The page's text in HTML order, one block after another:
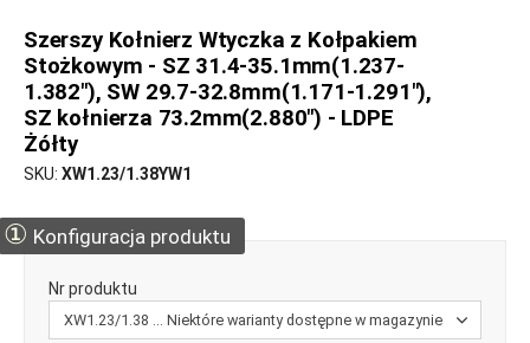
Szerszy Kołnierz Wtyczka z Kołpakiem
Stożkowym - SZ 31.4-35.1mm(1.237-
1.382"), SW 29.7-32.8mm(1.171-1.291"),
SZ kołnierza 73.2mm(2.880") - LDPE
Żółty
SKU XW1.23/1.38YW1
① Konfiguracja produktu
Nr produktu